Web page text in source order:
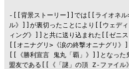
-[[背景ストーリー]]では[[ライオネル
ル》]]が裏切ったことにより[[ウェデ
ィング》]]と共に送り込まれた[[ゼニス
[[オニナグリ>《涙の終撃オニナグリ》
[[《勝利宣言 鬼丸「覇」》]]となった
盟友である[[《「謎」の頂 Z-ファイル